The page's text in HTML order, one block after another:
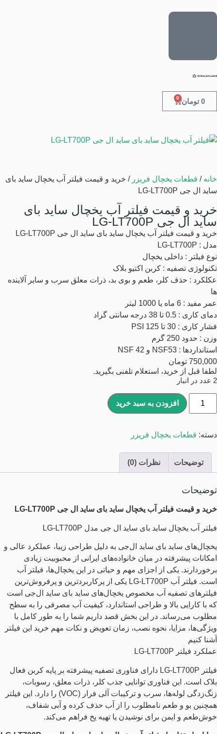
0 تومان 0
خانه / قطعات یخچال فریزر / خرید و قیمت فیلتر آب یخچال ساید بای
ساید ال جی LG-LT700P
خرید و قیمت فیلتر آب یخچال ساید بای
ساید ال جی LG-LT700P
خرید و قیمت فیلتر آب یخچال ساید بای ساید ال جی LG-LT700P
مدل : LG-LT700P
نوع فیلتر : داخلی یخچال
تکنولوژی تصفیه : کربن اکتیو بلاک
عکلکرد : حذف کلر، طعم و بوی بد، ذرات معلق سرب و سایر آلاینده
ها
عمر مفید : 6 ماه یا 1000 لیتر
دمای کاری : 0.5 تا 38 درجه سانتی گراد
فشار کاری : 30 تا 125 PSI
وزن : حدود 250 گرم
استانداردها : NSF53 و NSF 42
750,000 تومان
لطفا قبل از خرید، استعلام تلفنی بگیرید.
2 عدد در انبار
افزودن به سبد خرید
دسته: قطعات یخچال فریزر
توضیحات نظرات (0)
توضیحات
خرید و قیمت فیلتر آب یخچال ساید بای ساید ال جی LG-LT700P
فیلتر آب یخچال ساید بای ساید ال جی مدل LG-LT700P
یخچال‌های ساید بای ساید ال‌جی به دلیل طراحی زیبا، عملکرد عالی و
امکانات پیشرفته در میان خانواده‌های ایرانی از محبوبیت زیادی
برخوردارند. یکی از اجزای مهم و حیاتی در این یخچال‌ها، فیلتر آب
است. فیلتر آب LG-LT700P یکی از پرکاربردترین و پرفروش‌ترین
فیلترهای تصفیه آب مخصوص یخچال‌های ساید بای ساید ال‌جی است
که با کارایی بالا و طراحی استاندارد، کیفیت آب مصرفی را به سطح
مطلوب می‌رساند. در این بخش قصد داریم شما را به طور کامل با
ویژگی‌ها، مزایا، نحوه نصب، زمان تعویض و نکات مهم خرید این فیلتر
آشنا کنیم
عملکرد فیلتر LG-LT700P
فیلتر LG-LT700P دارای فناوری تصفیه پیشرفته بر پایه کربن فعال
بلاک است. این فناوری توانایی جذب کلر، ذرات معلق، رسوبات،
زنگ‌زدگی لوله‌ها، سرب و ترکیبات آلی فرار (VOC) را دارد. این فیلتر
همچنین بو و طعم نامطلوب را از آب حذف کرده و آبی شفاف،
خوش‌طعم و ایمن برای نوشیدن یا تهیه یخ فراهم می‌کند.